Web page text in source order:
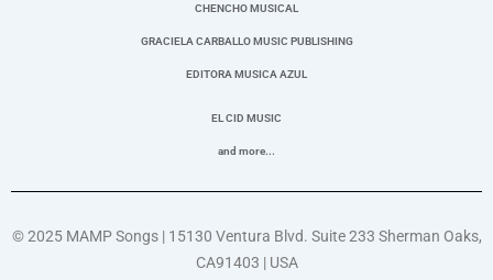
CHENCHO MUSICAL
GRACIELA CARBALLO MUSIC PUBLISHING
EDITORA MUSICA AZUL
EL CID MUSIC
and more...
© 2025 MAMP Songs | 15130 Ventura Blvd. Suite 233 Sherman Oaks,
CA91403 | USA